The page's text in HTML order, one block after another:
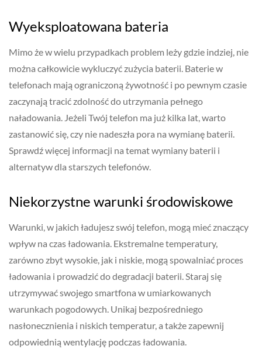
Wyeksploatowana bateria
Mimo że w wielu przypadkach problem leży gdzie indziej, nie
można całkowicie wykluczyć zużycia baterii. Baterie w
telefonach mają ograniczoną żywotność i po pewnym czasie
zaczynają tracić zdolność do utrzymania pełnego
naładowania. Jeżeli Twój telefon ma już kilka lat, warto
zastanowić się, czy nie nadeszła pora na wymianę baterii.
Sprawdź więcej informacji na temat wymiany baterii i
alternatyw dla starszych telefonów.
Niekorzystne warunki środowiskowe
Warunki, w jakich ładujesz swój telefon, mogą mieć znaczący
wpływ na czas ładowania. Ekstremalne temperatury,
zarówno zbyt wysokie, jak i niskie, mogą spowalniać proces
ładowania i prowadzić do degradacji baterii. Staraj się
utrzymywać swojego smartfona w umiarkowanych
warunkach pogodowych. Unikaj bezpośredniego
nasłonecznienia i niskich temperatur, a także zapewnij
odpowiednią wentylację podczas ładowania.